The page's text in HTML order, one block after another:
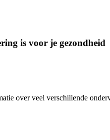
is voor je gezondheid
over veel verschillende